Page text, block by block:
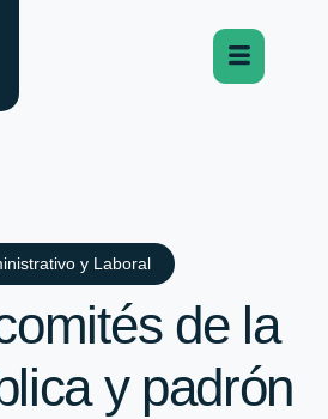
y Laboral
de la
y padrón